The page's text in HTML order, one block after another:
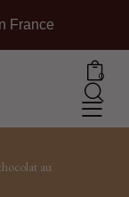
France
0
au